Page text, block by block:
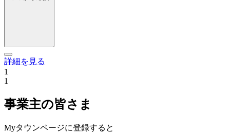
詳細を見る
1
1
事業主の皆さま
Myタウンページに登録すると